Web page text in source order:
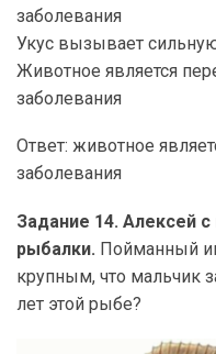
заболевания
Укус вызывает
Животное является
заболевания
Ответ: животное
заболевания
Задание 14. Алексей с
рыбалки. Пойманный
крупным, что мальчик
лет этой рыбе?